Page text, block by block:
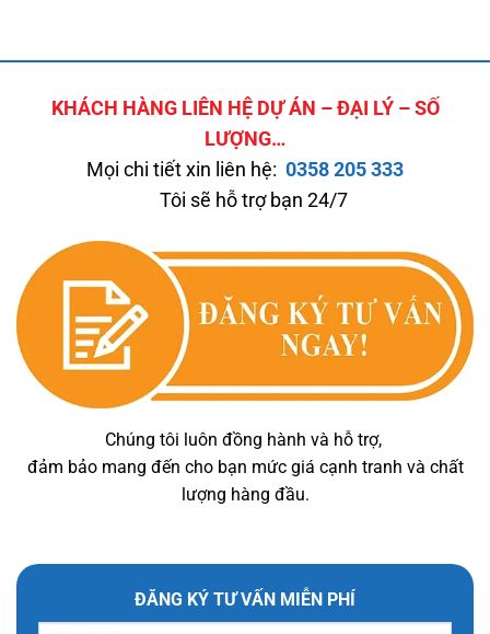
KHÁCH HÀNG LIÊN HỆ DỰ ÁN – ĐẠI LÝ – SỐ
LƯỢNG…
Mọi chi tiết xin liên hệ: 0358 205 333
Tôi sẽ hỗ trợ bạn 24/7
Chúng tôi luôn đồng hành và hỗ trợ,
đảm bảo mang đến cho bạn mức giá cạnh tranh và chất
lượng hàng đầu.
ĐĂNG KÝ TƯ VẤN MIỄN PHÍ